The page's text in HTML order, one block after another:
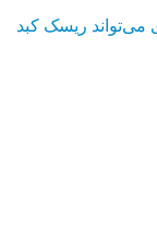
می‌تواند ریسک کبد